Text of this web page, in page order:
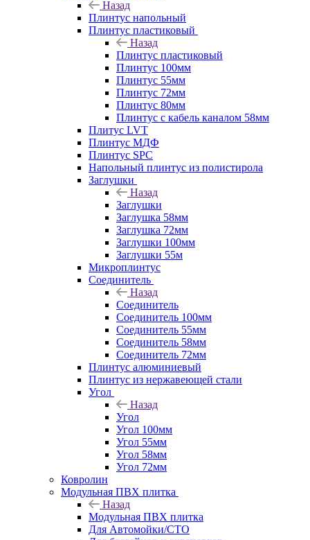
Назад
Плинтус напольный
Плинтус пластиковый
Назад
Плинтус пластиковый
Плинтус 100мм
Плинтус 55мм
Плинтус 72мм
Плинтус 80мм
Плинтус с кабель каналом 58мм
Плитус LVT
Плинтус МДФ
Плинтус SPC
Напольный плинтус из полистирола
Заглушки
Назад
Заглушки
Заглушка 58мм
Заглушка 72мм
Заглушки 100мм
Заглушки 55м
Микроплинтус
Соединитель
Назад
Соединитель
Соединитель 100мм
Соединитель 55мм
Соединитель 58мм
Соединитель 72мм
Плинтус алюминиевый
Плинтус из нержавеющей стали
Угол
Назад
Угол
Угол 100мм
Угол 55мм
Угол 58мм
Угол 72мм
Ковролин
Модульная ПВХ плитка
Назад
Модульная ПВХ плитка
Для Автомойки/СТО